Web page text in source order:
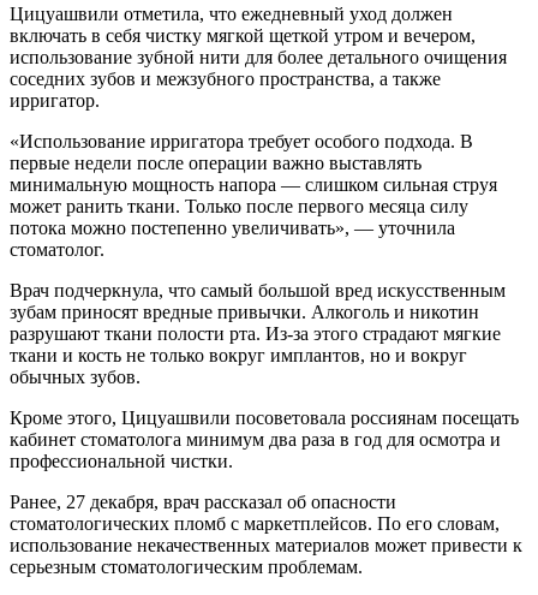
Цицуашвили отметила, что ежедневный уход должен
включать в себя чистку мягкой щеткой утром и вечером,
использование зубной нити для более детального очищения
соседних зубов и межзубного пространства, а также
ирригатор.
«Использование ирригатора требует особого подхода. В
первые недели после операции важно выставлять
минимальную мощность напора — слишком сильная струя
может ранить ткани. Только после первого месяца силу
потока можно постепенно увеличивать», — уточнила
стоматолог.
Врач подчеркнула, что самый большой вред искусственным
зубам приносят вредные привычки. Алкоголь и никотин
разрушают ткани полости рта. Из-за этого страдают мягкие
ткани и кость не только вокруг имплантов, но и вокруг
обычных зубов.
Кроме этого, Цицуашвили посоветовала россиянам посещать
кабинет стоматолога минимум два раза в год для осмотра и
профессиональной чистки.
Ранее, 27 декабря, врач рассказал об опасности
стоматологических пломб с маркетплейсов. По его словам,
использование некачественных материалов может привести к
серьезным стоматологическим проблемам.